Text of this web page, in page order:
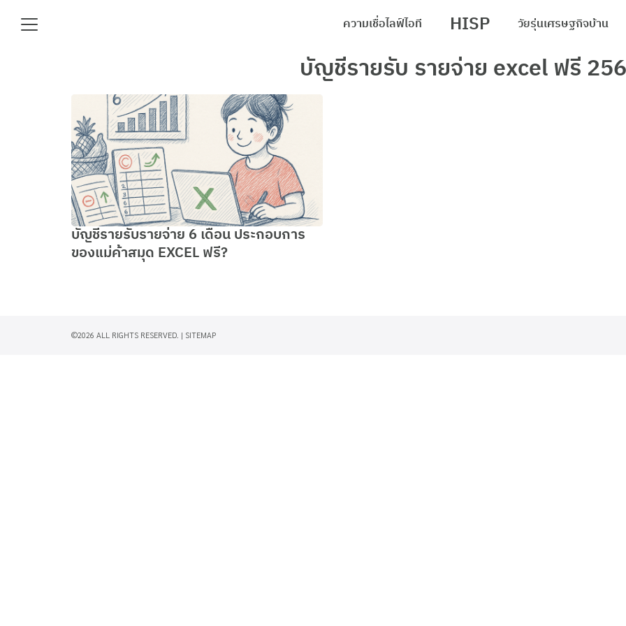
ความเชื่อไลฟ์ไอที HISP วัยรุ่นเศรษฐกิจบ้าน
Search
for:
บัญชีรายรับ รายจ่าย excel ฟรี
บัญชีรายรับรายจ่าย 6 เดือน ประกอบการ
ของแม่ค้าสมุด EXCEL ฟรี?
©2026 ALL RIGHTS RESERVED. | SITEMAP